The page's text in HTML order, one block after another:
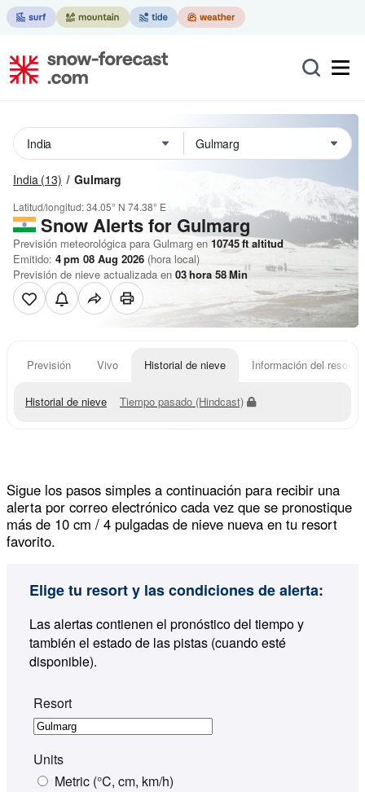
India (13) Gulmarg
Latitud/longitud:34.05° N 74.38° E
Snow Alerts for Gulmarg
Previsión meteorológica para Gulmarg en 10745ftaltitud
Emitido: 4 pm 08 Aug 2026 (hora local)
Previsión de nieve actualizada en 03hora 58Min
Previsión Vivo Historial de nieve Información del resort
Historial de nieve Tiempo pasado (Hindcast)
Sigue los pasos simples a continuación para recibir una
alerta por correo electrónico cada vez que se pronostique
más de 10 cm / 4 pulgadas de nieve nueva en tu resort
favorito.
Elige tu resort y las condiciones de alerta:
Las alertas contienen el pronóstico del tiempo y
también el estado de las pistas (cuando esté
disponible).
Resort
Units
Metric (°C, cm, km/h)